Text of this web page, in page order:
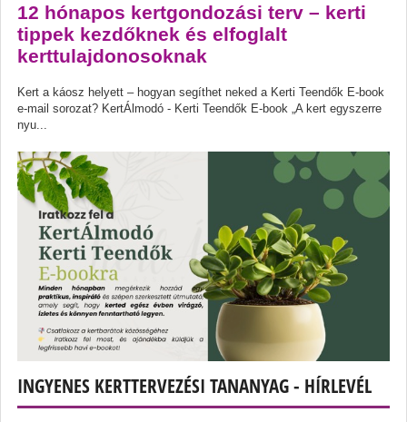
12 hónapos kertgondozási terv – kerti
tippek kezdőknek és elfoglalt
kerttulajdonosoknak
Kert a káosz helyett – hogyan segíthet neked a Kerti Teendők E-book
e-mail sorozat? KertÁlmodó - Kerti Teendők E-book „A kert egyszerre
nyu...
INGYENES KERTTERVEZÉSI TANANYAG - HÍRLEVÉL